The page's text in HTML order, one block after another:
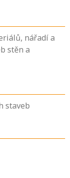
nářadí a
stěn a
staveb